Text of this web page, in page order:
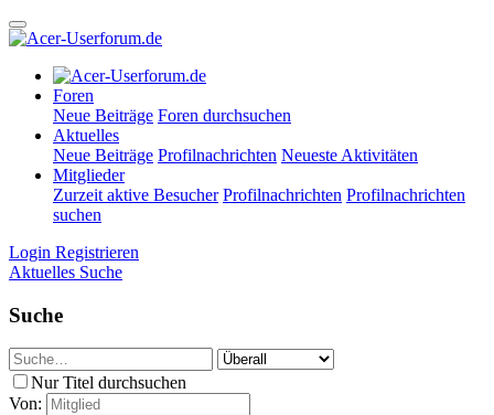
Foren
Neue Beiträge Foren durchsuchen
Aktuelles
Neue Beiträge Profilnachrichten Neueste Aktivitäten
Mitglieder
Zurzeit aktive Besucher Profilnachrichten Profilnachrichten
suchen
Login Registrieren
Aktuelles Suche
Suche
Nur Titel durchsuchen
Von: